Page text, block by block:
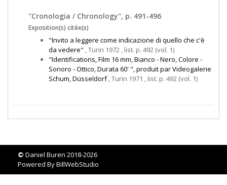
"Cronologia / Chronology", p. 491-496
Exposition(s) citée(s)
"Invito a leggere come indicazione di quello che c'è
da vedere" , Turin 1972 , list. p. 492 (vol. 1)
"Identifications, Film 16 mm, Bianco - Nero, Colore -
Sonoro - Ottico, Durata 60' ", produit par Videogalerie
Schum, Düsseldorf, Turin 1971 , list. p. 492 (vol. 1)
© Daniel Buren 2018-2026
Powered ByBillWebStudio